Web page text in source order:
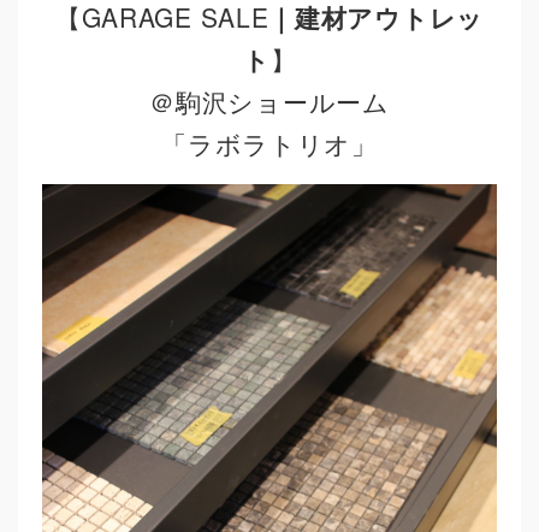
【GARAGE SALE ｜建材アウトレッ
ト 】
＠駒沢ショールーム
「ラボラトリオ」